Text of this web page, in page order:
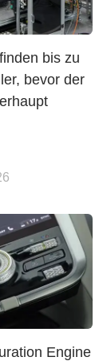
bis zu
bevor der
Engine